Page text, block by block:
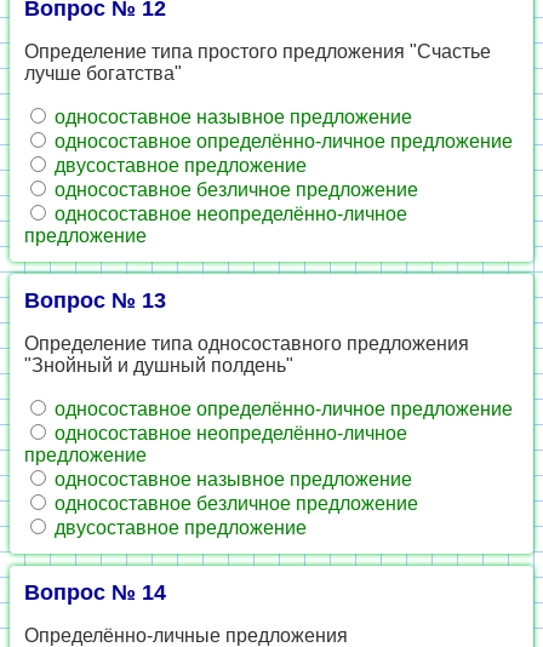
Вопрос № 12
Определение типа простого предложения "Счастье
лучше богатства"
односоставное назывное предложение
односоставное определённо-личное предложение
двусоставное предложение
односоставное безличное предложение
односоставное неопределённо-личное
предложение
Вопрос № 13
Определение типа односоставного предложения
"Знойный и душный полдень"
односоставное определённо-личное предложение
односоставное неопределённо-личное
предложение
односоставное назывное предложение
односоставное безличное предложение
двусоставное предложение
Вопрос № 14
Определённо-личные предложения